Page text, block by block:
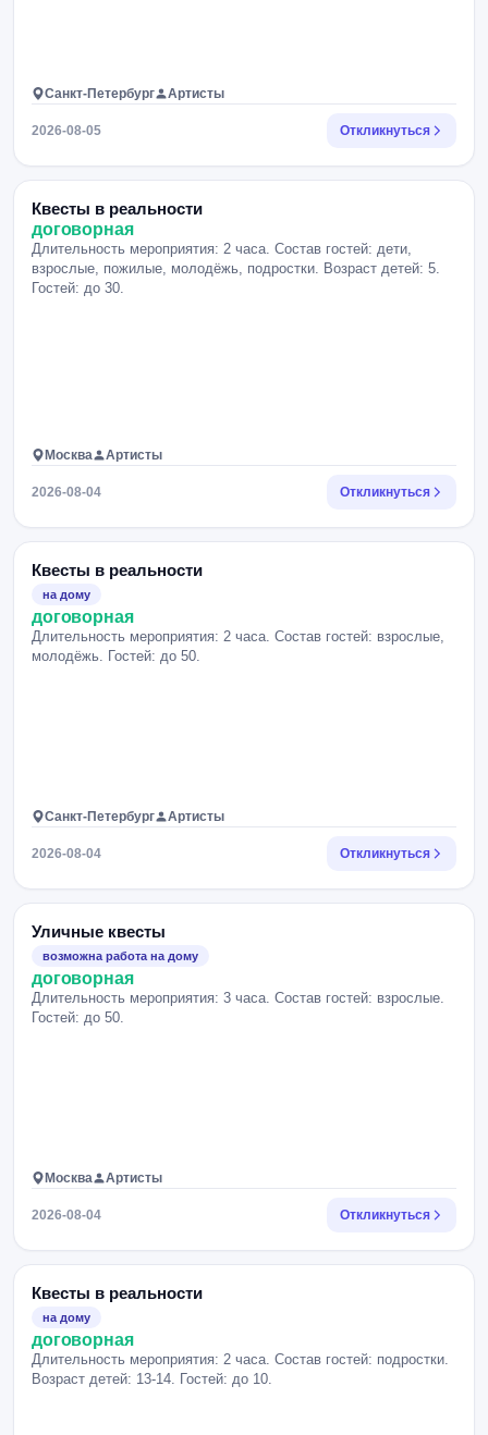
Санкт-Петербург Артисты
2026-08-05 Откликнуться
Квесты в реальности
договорная
Длительность мероприятия: 2 часа. Состав гостей: дети,
взрослые, пожилые, молодёжь, подростки. Возраст детей: 5.
Гостей: до 30.
Москва Артисты
2026-08-04 Откликнуться
Квесты в реальности
на дому
договорная
Длительность мероприятия: 2 часа. Состав гостей: взрослые,
молодёжь. Гостей: до 50.
Санкт-Петербург Артисты
2026-08-04 Откликнуться
Уличные квесты
возможна работа на дому
договорная
Длительность мероприятия: 3 часа. Состав гостей: взрослые.
Гостей: до 50.
Москва Артисты
2026-08-04 Откликнуться
Квесты в реальности
на дому
договорная
Длительность мероприятия: 2 часа. Состав гостей: подростки.
Возраст детей: 13-14. Гостей: до 10.